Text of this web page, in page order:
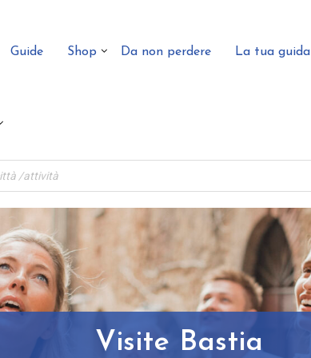
Guide Shop Da non perdere La tua guida
Visite Bastia